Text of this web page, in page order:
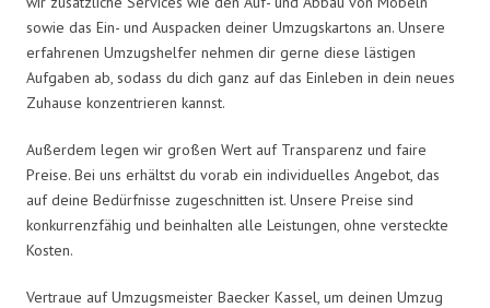
sowie das Ein- und Auspacken deiner Umzugskartons an. Unsere
erfahrenen Umzugshelfer nehmen dir gerne diese lästigen
Aufgaben ab, sodass du dich ganz auf das Einleben in dein neues
Zuhause konzentrieren kannst.
Außerdem legen wir großen Wert auf Transparenz und faire
Preise. Bei uns erhältst du vorab ein individuelles Angebot, das
auf deine Bedürfnisse zugeschnitten ist. Unsere Preise sind
konkurrenzfähig und beinhalten alle Leistungen, ohne versteckte
Kosten.
Vertraue auf Umzugsmeister Baecker Kassel, um deinen Umzug